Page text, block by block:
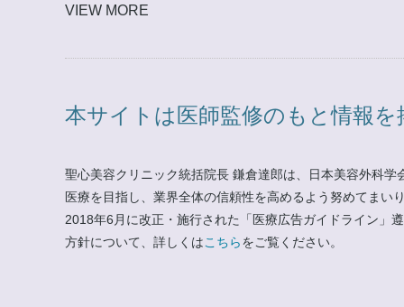
VIEW MORE
本サイトは医師監修のもと情報
聖心美容クリニック統括院長 鎌倉達郎は、日本美容外科
医療を目指し、業界全体の信頼性を高めるよう努めてまい
2018年6月に改正・施行された「医療広告ガイドライン」
方針について、詳しくはこちらをご覧ください。